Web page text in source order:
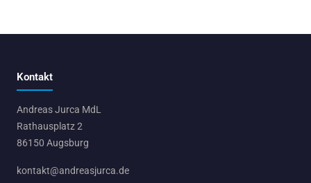
Kontakt
Andreas Jurca MdL
Rathausplatz 2
86150 Augsburg
kontakt@andreasjurca.de